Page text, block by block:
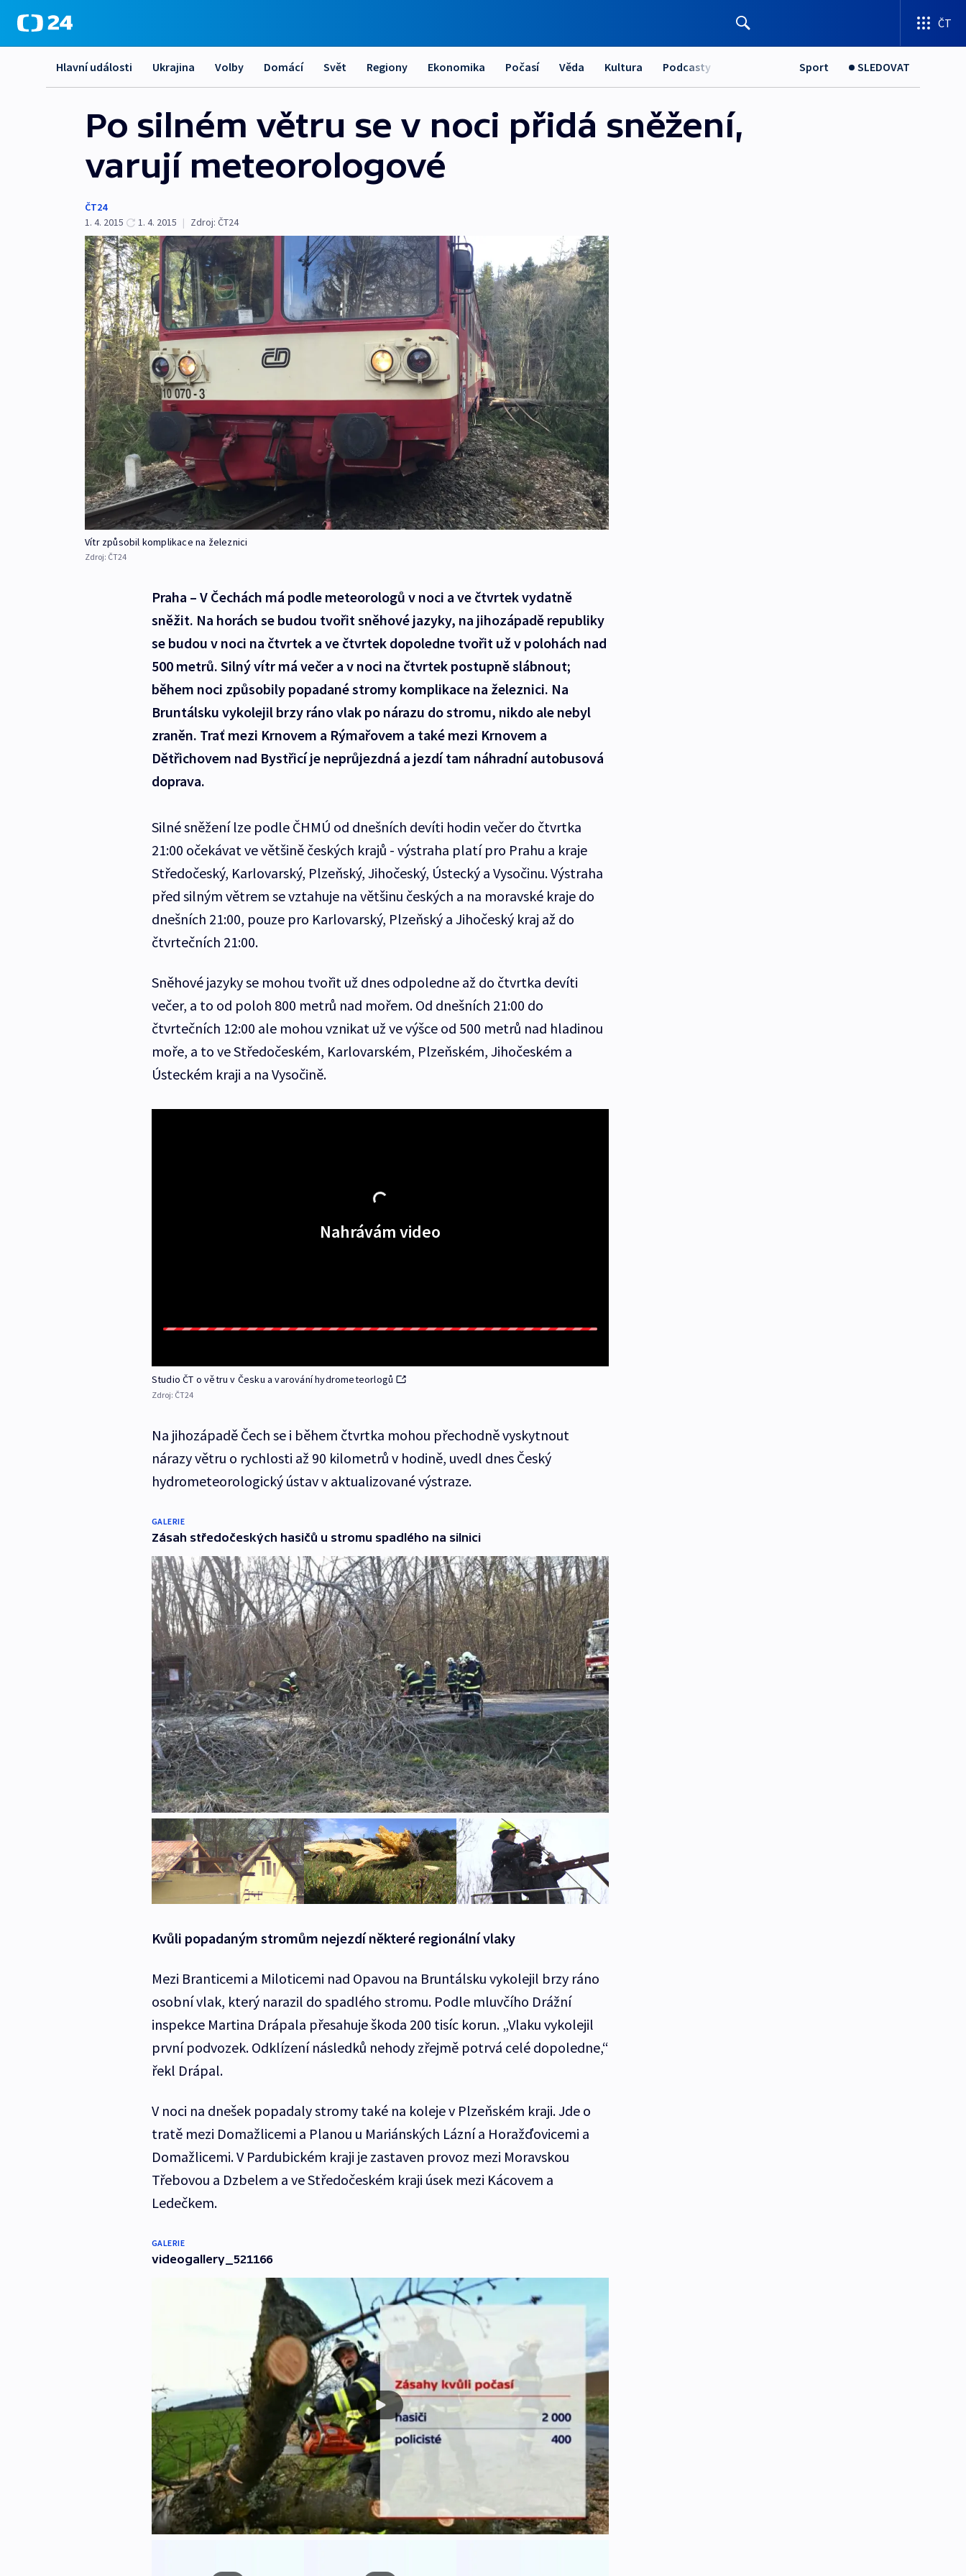
ČT
Hlavní události Ukrajina Volby Domácí Svět Regiony Ekonomika Počasí Věda Kultura Podcasty Sport SLEDOVAT
Po silném větru se v noci přidá sněžení,
varují meteorologové
ČT24
1. 4. 2015
1. 4. 2015 | Zdroj: ČT24
Vítr způsobil komplikace na železnici
Zdroj: ČT24
Praha – V Čechách má podle meteorologů v noci a ve čtvrtek vydatně
sněžit. Na horách se budou tvořit sněhové jazyky, na jihozápadě republiky
se budou v noci na čtvrtek a ve čtvrtek dopoledne tvořit už v polohách nad
500 metrů. Silný vítr má večer a v noci na čtvrtek postupně slábnout;
během noci způsobily popadané stromy komplikace na železnici. Na
Bruntálsku vykolejil brzy ráno vlak po nárazu do stromu, nikdo ale nebyl
zraněn. Trať mezi Krnovem a Rýmařovem a také mezi Krnovem a
Dětřichovem nad Bystřicí je neprůjezdná a jezdí tam náhradní autobusová
doprava.
Silné sněžení lze podle ČHMÚ od dnešních devíti hodin večer do čtvrtka
21:00 očekávat ve většině českých krajů - výstraha platí pro Prahu a kraje
Středočeský, Karlovarský, Plzeňský, Jihočeský, Ústecký a Vysočinu. Výstraha
před silným větrem se vztahuje na většinu českých a na moravské kraje do
dnešních 21:00, pouze pro Karlovarský, Plzeňský a Jihočeský kraj až do
čtvrtečních 21:00.
Sněhové jazyky se mohou tvořit už dnes odpoledne až do čtvrtka devíti
večer, a to od poloh 800 metrů nad mořem. Od dnešních 21:00 do
čtvrtečních 12:00 ale mohou vznikat už ve výšce od 500 metrů nad hladinou
moře, a to ve Středočeském, Karlovarském, Plzeňském, Jihočeském a
Ústeckém kraji a na Vysočině.
Nahrávám video
Studio ČT o větru v Česku a varování hydrometeorlogů
Zdroj: ČT24
Na jihozápadě Čech se i během čtvrtka mohou přechodně vyskytnout
nárazy větru o rychlosti až 90 kilometrů v hodině, uvedl dnes Český
hydrometeorologický ústav v aktualizované výstraze.
GALERIE
Zásah středočeských hasičů u stromu spadlého na silnici
Kvůli popadaným stromům nejezdí některé regionální vlaky
Mezi Branticemi a Miloticemi nad Opavou na Bruntálsku vykolejil brzy ráno
osobní vlak, který narazil do spadlého stromu. Podle mluvčího Drážní
inspekce Martina Drápala přesahuje škoda 200 tisíc korun. „Vlaku vykolejil
první podvozek. Odklízení následků nehody zřejmě potrvá celé dopoledne,“
řekl Drápal.
V noci na dnešek popadaly stromy také na koleje v Plzeňském kraji. Jde o
tratě mezi Domažlicemi a Planou u Mariánských Lázní a Horažďovicemi a
Domažlicemi. V Pardubickém kraji je zastaven provoz mezi Moravskou
Třebovou a Dzbelem a ve Středočeském kraji úsek mezi Kácovem a
Ledečkem.
GALERIE
videogallery_521166